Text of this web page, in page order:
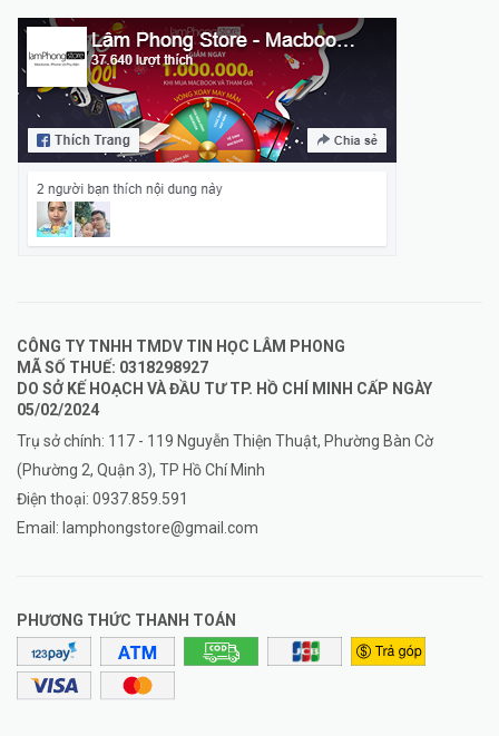
CÔNG TY TNHH TMDV TIN HỌC LÂM PHONG
MÃ SỐ THUẾ: 0318298927
DO SỞ KẾ HOẠCH VÀ ĐẦU TƯ TP. HỒ CHÍ MINH CẤP NGÀY
05/02/2024
Trụ sở chính: 117 - 119 Nguyễn Thiện Thuật, Phường Bàn Cờ
(Phường 2, Quận 3), TP Hồ Chí Minh
Điện thoại: 0937.859.591
Email: lamphongstore@gmail.com
PHƯƠNG THỨC THANH TOÁN